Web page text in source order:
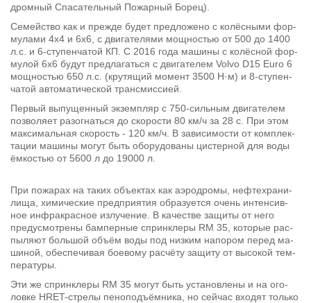
дром­ный Спа­са­тель­ный По­жар­ный Борец).
Се­мейство как и преж­де будет пред­ло­жено с колёс­ными фор­
му­лами 4х4 и 6х6, с дви­га­те­лями мощ­но­стью от 500 до 1400
л.с. и 6-сту­пен­ча­той КП. С 2016 года ма­шины с колёс­ной фор­
му­лой 6х6 будут пред­ла­гаться с дви­га­те­лем Volvo D15 Euro 6
мощ­но­стью 650 л.с. (кру­тя­щий мо­мент 3500 Н·м) и 8-сту­пен­
ча­той ав­то­ма­ти­че­ской транс­мис­сией.
Пер­вый вы­пу­щен­ный эк­зем­пляр с 750-силь­ным дви­га­те­лем
поз­во­ляет разо­г­наться до ско­ро­сти 80 км/ч за 28 с. При этом
мак­си­маль­ная ско­рость - 120 км/ч. В за­ви­си­мо­сти от ком­плек­
та­ции ма­шины могут быть обо­ру­до­ваны ци­стер­ной для воды
ём­ко­стью от 5600 л до 19000 л.
При по­жа­рах на таких объек­тах как аэро­дромы, неф­те­хра­ни­
лища, хи­ми­че­ские пред­при­я­тия об­ра­зу­ется очень ин­тен­сив­
ное ин­фра­крас­ное из­лу­че­ние. В ка­че­стве за­щиты от него
преду­смот­рены бам­пер­ные сприн­клеры RM 35, ко­то­рые рас­
пы­ляют боль­шой объём воды под низ­ким на­по­ром перед ма­
ши­ной, обес­пе­чи­вая бо­е­вому расчёту за­щиту от вы­со­кой тем­
пе­ра­туры.
Эти же сприн­клеры RM 35 могут быть уста­нов­лены и на ого­
ловке HRET-стрелы пе­но­подъём­ника, но сей­час вхо­дят только